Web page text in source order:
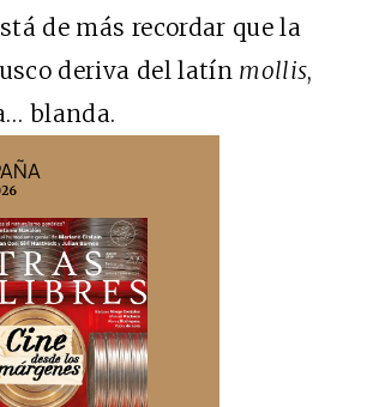
de más recordar que la
deriva del latín mollis,
blanda.